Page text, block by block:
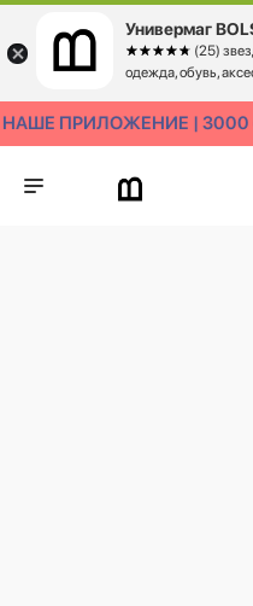
ПРИЛОЖЕНИЕ | 3000
Универмаг
☆☆☆☆☆
★★★★★ (25)
одежда, обувь,